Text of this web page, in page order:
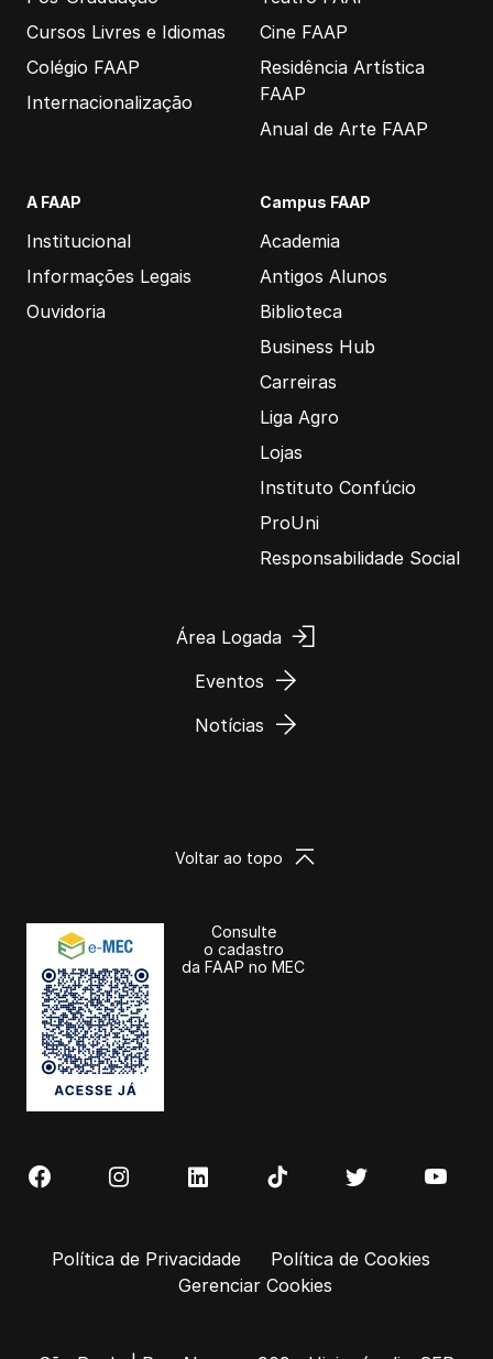
Cursos Livres e Idiomas
Colégio FAAP
Internacionalização
Cine FAAP
Residência Artística
FAAP
Anual de Arte FAAP
A FAAP
Institucional
Informações Legais
Ouvidoria
Campus FAAP
Academia
Antigos Alunos
Biblioteca
Business Hub
Carreiras
Liga Agro
Lojas
Instituto Confúcio
ProUni
Responsabilidade Social
Área Logada
Eventos
Notícias
Consulte
o cadastro
da FAAP no MEC
Voltar ao topo
Política de Privacidade
Política de Cookies
Gerenciar Cookies